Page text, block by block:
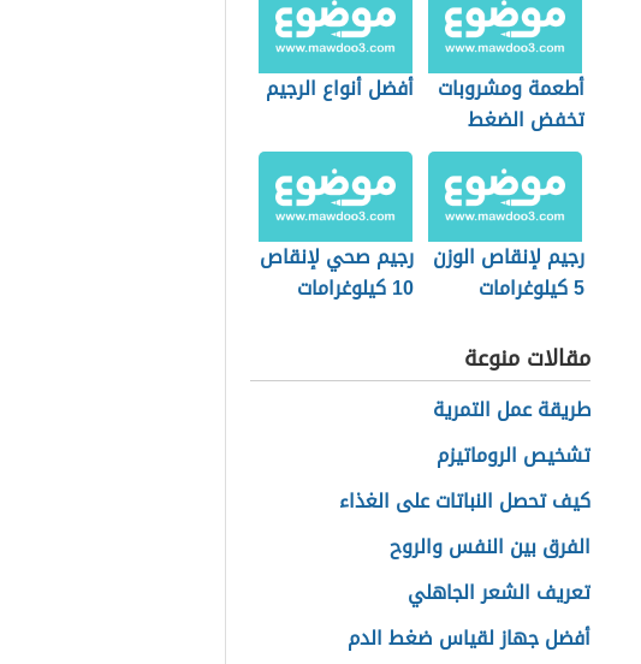
أطعمة ومشروبات
تخفض الضغط
أفضل أنواع الرجيم
رجيم لإنقاص الوزن
5 كيلوغرامات
رجيم صحي لإنقاص
10 كيلوغرامات
مقالات منوعة
طريقة عمل التمرية
تشخيص الروماتيزم
كيف تحصل النباتات على الغذاء
الفرق بين النفس والروح
تعريف الشعر الجاهلي
أفضل جهاز لقياس ضغط الدم